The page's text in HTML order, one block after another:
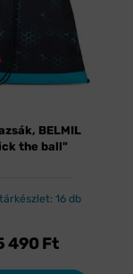
BELMIL
the ball"
16 db
490 Ft